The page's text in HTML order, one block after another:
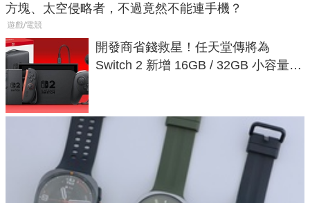
方塊、太空侵略者，不過竟然不能連手機？
遊戲/電競
開發商省錢救星！任天堂傳將為
Switch 2 新增 16GB / 32GB 小容量遊